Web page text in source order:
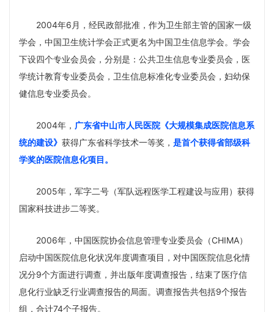
2004年6月，经民政部批准，作为卫生部主管的国家一级
学会，中国卫生统计学会正式更名为中国卫生信息学会。学会
下设四个专业会员会，分别是：公共卫生信息专业委员会，医
学统计教育专业委员会，卫生信息标准化专业委员会，妇幼保
健信息专业委员会。
2004年， 广东省中山市人民医院《大规模集成医院信息系
统的建设》 获得广东省科学技术一等奖， 是首个获得省部级科
学奖的医院信息化项目。
2005年，军字二号（军队远程医学工程建设与应用）获得
国家科技进步二等奖。
2006年，中国医院协会信息管理专业委员会（CHIMA）
启动中国医院信息化状况年度调查项目，对中国医院信息化情
况分9个方面进行调查，并出版年度调查报告，结束了医疗信
息化行业缺乏行业调查报告的局面。调查报告共包括9个报告
组，合计74个子报告。